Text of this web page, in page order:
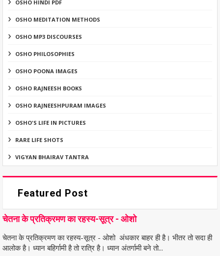
OSHO HINDI PDF
OSHO MEDITATION METHODS
OSHO MP3 DISCOURSES
OSHO PHILOSOPHIES
OSHO POONA IMAGES
OSHO RAJNEESH BOOKS
OSHO RAJNEESHPURAM IMAGES
OSHO'S LIFE IN PICTURES
RARE LIFE SHOTS
VIGYAN BHAIRAV TANTRA
Featured Post
चेतना के प्रतिक्रमण का रहस्य-सूत्र - ओशो
चेतना के प्रतिक्रमण का रहस्य-सूत्र - ओशो अंधकार बाहर ही है। भीतर तो सदा ही
आलोक है। ध्यान बहिर्गामी है तो रात्रि है। ध्यान अंतर्गामी बने तो...